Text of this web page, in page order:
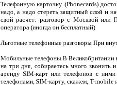
Телефонную карточку (Phonecards)
надо, а надо стереть защитный слой и
свой расчет: разговор с Москвой или
оператора (иногда он бесплатный).
Льготные телефонные разговоры При
Мобильные телефоны В Великобритании
на три дня, собираетесь много
аренду SIM-карт или телефонов с
телефонами, SIM-карту, скажем, T-